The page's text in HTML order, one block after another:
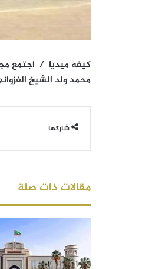
كيفه ميديا / اجتمع
محمد ولد الشيخ
شاركها
مقالات ذات صلة